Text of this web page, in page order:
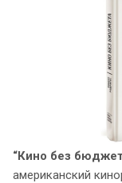
“Кино без
американский